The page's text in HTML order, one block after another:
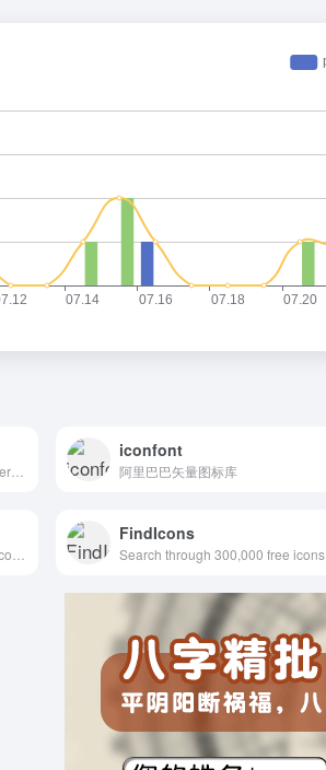
iconfont
阿里巴巴矢量图标库
FindIcons
Search through 300,000 free icons